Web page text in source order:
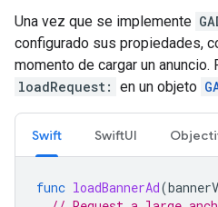
Una vez que se implemente
configurado sus propiedades,
momento de cargar un
loadRequest: en un objeto
Swift SwiftUI
func loadBannerAd(